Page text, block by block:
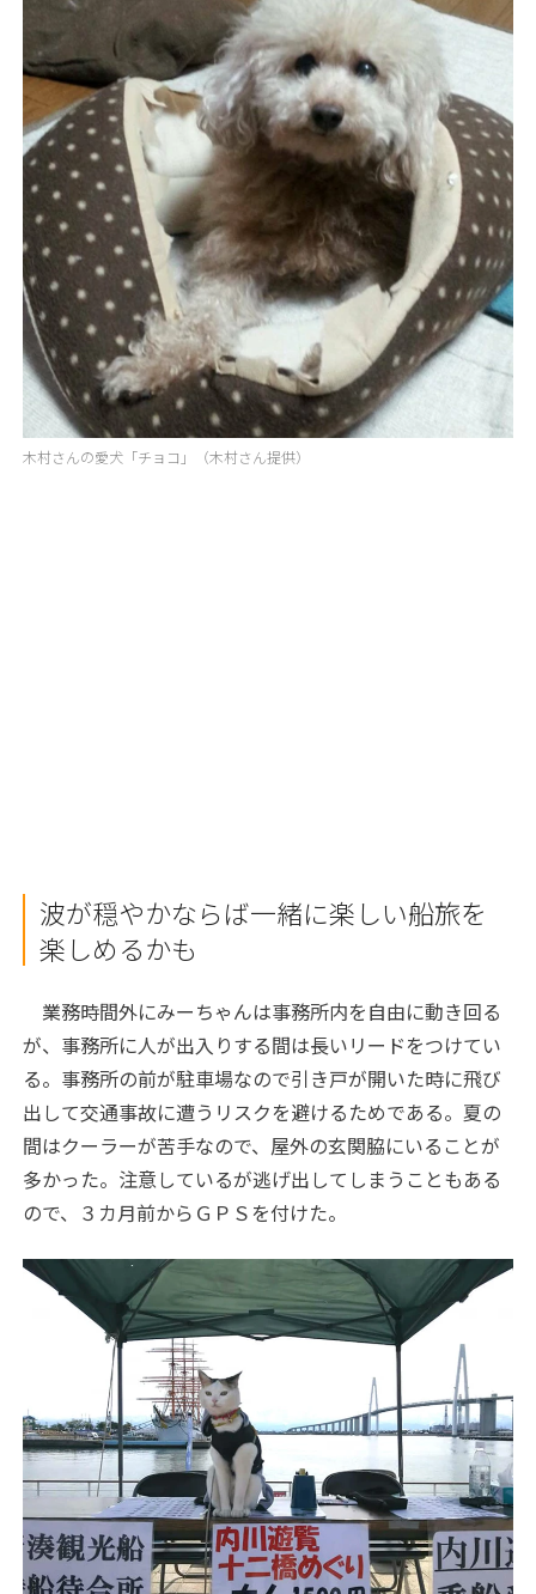
木村さんの愛犬「チョコ」（木村さん提供）
波が穏やかならば一緒に楽しい船旅を
楽しめるかも
業務時間外にみーちゃんは事務所内を自由に動き回る
が、事務所に人が出入りする間は長いリードをつけてい
る。事務所の前が駐車場なので引き戸が開いた時に飛び
出して交通事故に遭うリスクを避けるためである。夏の
間はクーラーが苦手なので、屋外の玄関脇にいることが
多かった。注意しているが逃げ出してしまうこともある
ので、３カ月前からＧＰＳを付けた。